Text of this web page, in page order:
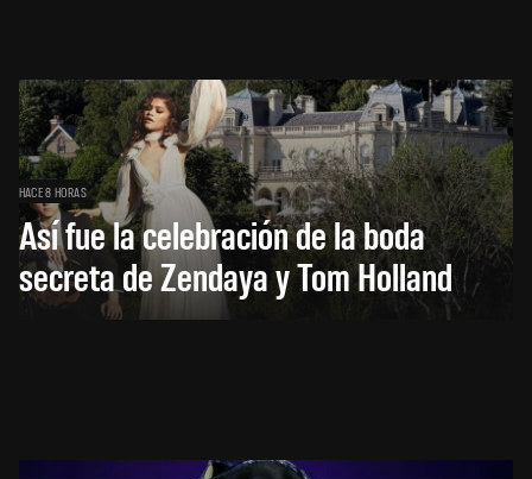
HACE 8 HORAS
Así fue la celebración de la boda
secreta de Zendaya y Tom Holland